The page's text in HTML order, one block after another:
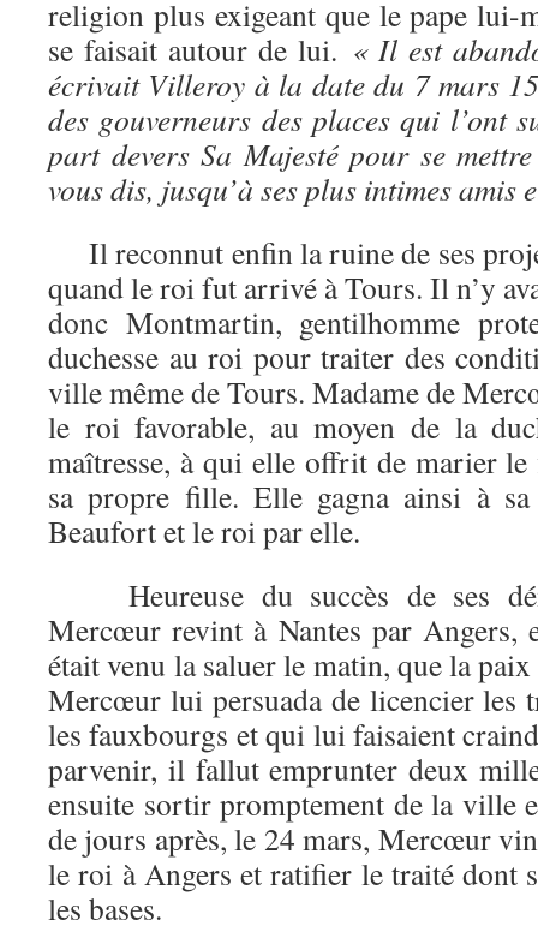
religion plus exigeant que le pape lui-
se faisait autour de lui. « Il est
écrivait Villeroy à la date du 7 mars
des gouverneurs des places qui l’ont
part devers Sa Majesté pour se
vous dis, jusqu’à ses plus intimes amis
Il reconnut enfin la ruine de ses
quand le roi fut arrivé à Tours. Il n’y
donc Montmartin, gentilhomme
duchesse au roi pour traiter des
ville même de Tours. Madame de
le roi favorable, au moyen de la
maîtresse, à qui elle offrit de marier
sa propre fille. Elle gagna ainsi à sa
Beaufort et le roi par elle.
Heureuse du succès de ses
Mercœur revint à Nantes par Angers,
était venu la saluer le matin, que la
Mercœur lui persuada de licencier les
les fauxbourgs et qui lui faisaient
parvenir, il fallut emprunter deux
ensuite sortir promptement de la ville
de jours après, le 24 mars, Mercœur
le roi à Angers et ratifier le traité dont
les bases.